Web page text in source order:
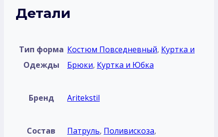
Детали
Тип форма
Одежды
Костюм Повседневный, Куртка и
Брюки, Куртка и Юбка
Бренд Aritekstil
Состав
Патруль, Поливискоза,